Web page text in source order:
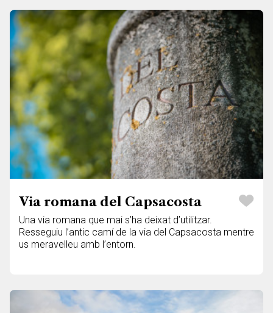
Via romana del Capsacosta
Una via romana que mai s’ha deixat d’utilitzar.
Resseguiu l’antic camí de la via del Capsacosta mentre
us meravelleu amb l’entorn.